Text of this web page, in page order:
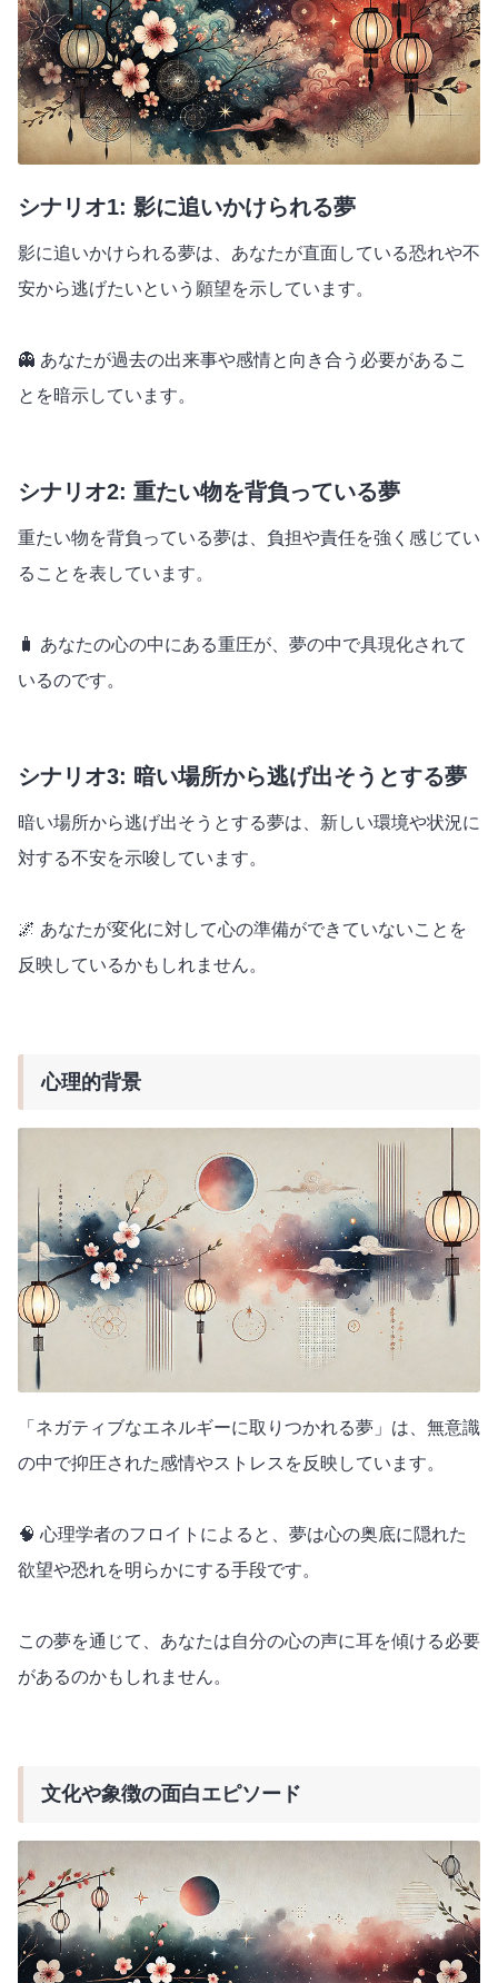
シナリオ1: 影に追いかけられる夢
影に追いかけられる夢は、あなたが直面している恐れや不
安から逃げたいという願望を示しています。
👻 あなたが過去の出来事や感情と向き合う必要があるこ
とを暗示しています。
シナリオ2: 重たい物を背負っている夢
重たい物を背負っている夢は、負担や責任を強く感じてい
ることを表しています。
🧳 あなたの心の中にある重圧が、夢の中で具現化されて
いるのです。
シナリオ3: 暗い場所から逃げ出そうとする夢
暗い場所から逃げ出そうとする夢は、新しい環境や状況に
対する不安を示唆しています。
🌌 あなたが変化に対して心の準備ができていないことを
反映しているかもしれません。
心理的背景
「ネガティブなエネルギーに取りつかれる夢」は、無意識
の中で抑圧された感情やストレスを反映しています。
🧠 心理学者のフロイトによると、夢は心の奥底に隠れた
欲望や恐れを明らかにする手段です。
この夢を通じて、あなたは自分の心の声に耳を傾ける必要
があるのかもしれません。
文化や象徴の面白エピソード